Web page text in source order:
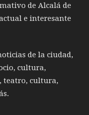
de Alcalá de
e interesante
de la ciudad,
cultura,
teatro, cultura,